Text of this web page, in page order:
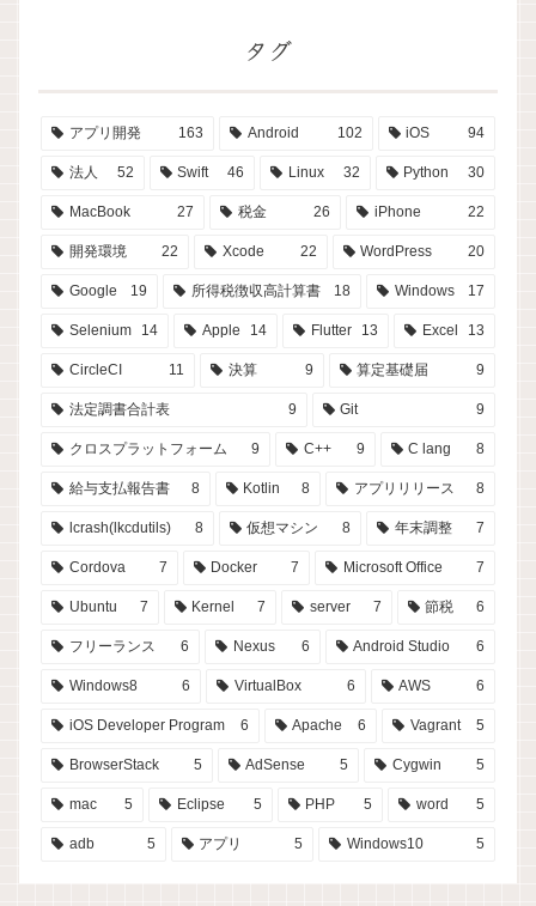
タグ
アプリ開発 163 Android 102 iOS 94
法人 52 Swift 46 Linux 32 Python 30
MacBook 27 税金 26 iPhone 22
開発環境 22 Xcode 22 WordPress 20
Google 19 所得税徴収高計算書 18 Windows 17
Selenium 14 Apple 14 Flutter 13 Excel 13
CircleCI 11 決算 9 算定基礎届 9
法定調書合計表 9 Git 9
クロスプラットフォーム 9 C++ 9 C lang 8
給与支払報告書 8 Kotlin 8 アプリリリース 8
lcrash(lkcdutils) 8 仮想マシン 8 年末調整 7
Cordova 7 Docker 7 Microsoft Office 7
Ubuntu 7 Kernel 7 server 7 節税 6
フリーランス 6 Nexus 6 Android Studio 6
Windows8 6 VirtualBox 6 AWS 6
iOS Developer Program 6 Apache 6 Vagrant 5
BrowserStack 5 AdSense 5 Cygwin 5
mac 5 Eclipse 5 PHP 5 word 5
adb 5 アプリ 5 Windows10 5